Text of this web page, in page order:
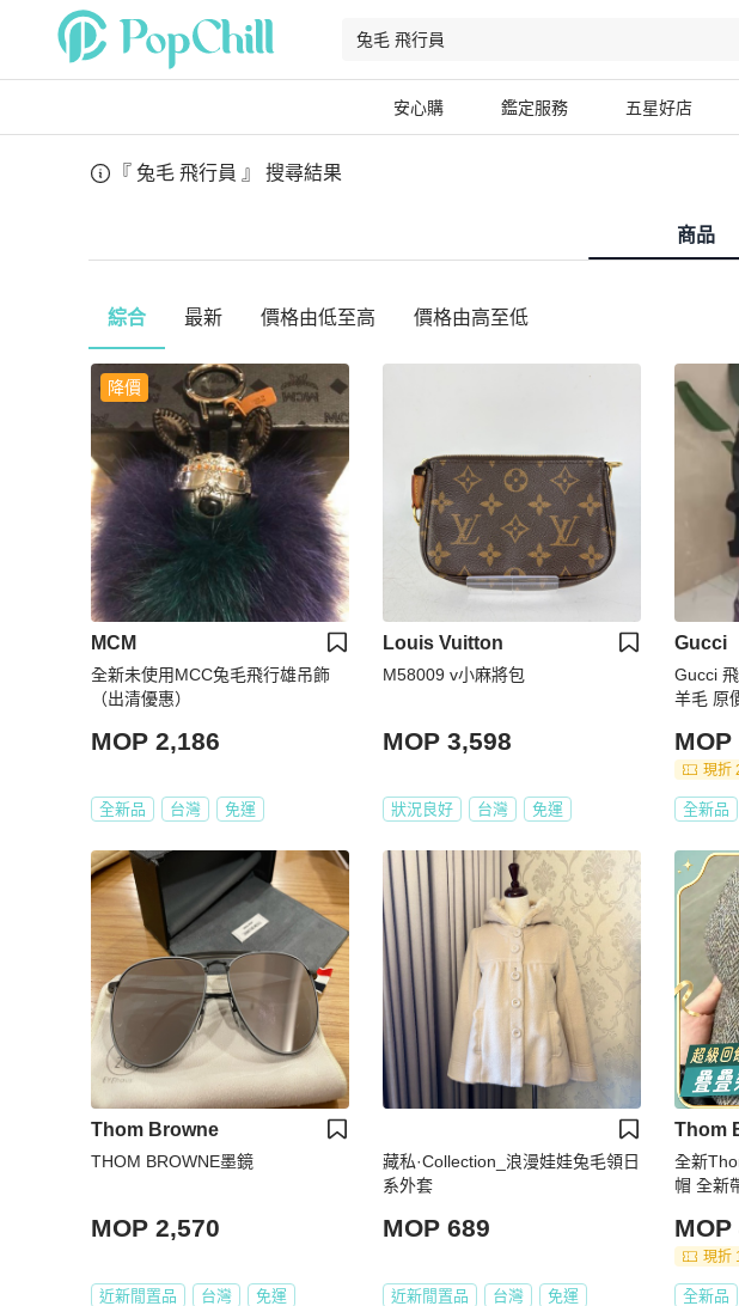
安心購 鑑定服務 五星好店
『 兔毛 飛行員 』 搜尋結果
商品
綜合 最新 價格由低至高 價格由高至低
降價
MCM
全新未使用MCC兔毛飛行雄吊飾
（出清優惠）
MOP 2,186
全新品 台灣 免運
Louis Vuitton
M58009 v小麻將包
MOP 3,598
狀況良好 台灣 免運
Gucci
Gucci
羊毛 原
MOP
現折
全新品
Thom Browne
THOM BROWNE墨鏡
MOP 2,570
近新閒置品 台灣 免運
藏私·Collection_浪漫娃娃兔毛領日
系外套
MOP 689
近新閒置品 台灣 免運
Thom
全新
帽 全新
MOP
現折
全新品